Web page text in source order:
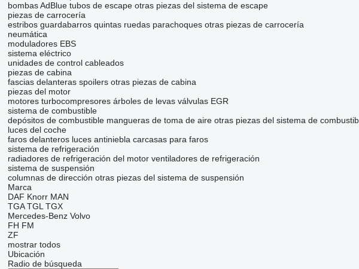
bombas AdBlue tubos de escape otras piezas del sistema de escape
piezas de carrocería
estribos guardabarros quintas ruedas parachoques otras piezas de carrocería
neumática
moduladores EBS
sistema eléctrico
unidades de control cableados
piezas de cabina
fascias delanteras spoilers otras piezas de cabina
piezas del motor
motores turbocompresores árboles de levas válvulas EGR
sistema de combustible
depósitos de combustible mangueras de toma de aire otras piezas del sistema de
luces del coche
faros delanteros luces antiniebla carcasas para faros
sistema de refrigeración
radiadores de refrigeración del motor ventiladores de refrigeración
sistema de suspensión
columnas de dirección otras piezas del sistema de suspensión
Marca
DAF Knorr MAN
TGA TGL TGX
Mercedes-Benz Volvo
FH FM
ZF
mostrar todos
Ubicación
Radio de búsqueda